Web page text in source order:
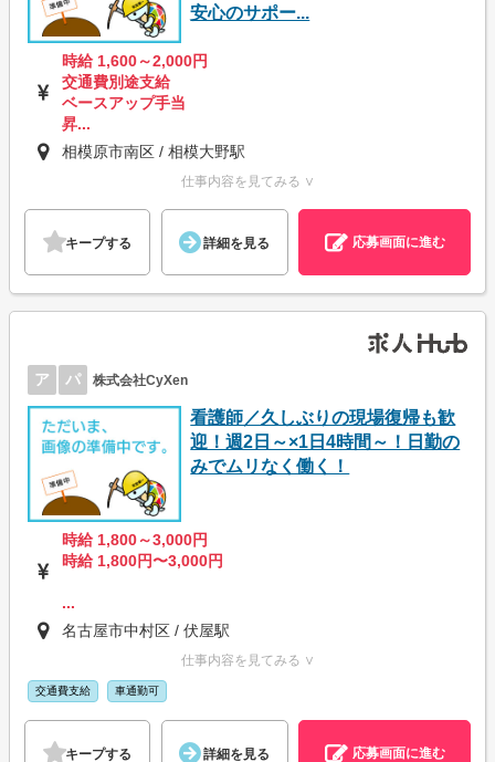
安心のサポー...
時給 1,600～2,000円
交通費別途支給
ベースアップ手当
昇...
相模原市南区 / 相模大野駅
仕事内容を見てみる ∨
キープする 詳細を見る 応募画面に進む
ア パ 株式会社CyXen
看護師／久しぶりの現場復帰も歓
迎！週2日～×1日4時間～！日勤の
みでムリなく働く！
時給 1,800～3,000円
時給 1,800円〜3,000円
...
名古屋市中村区 / 伏屋駅
仕事内容を見てみる ∨
交通費支給 車通勤可
キープする 詳細を見る 応募画面に進む